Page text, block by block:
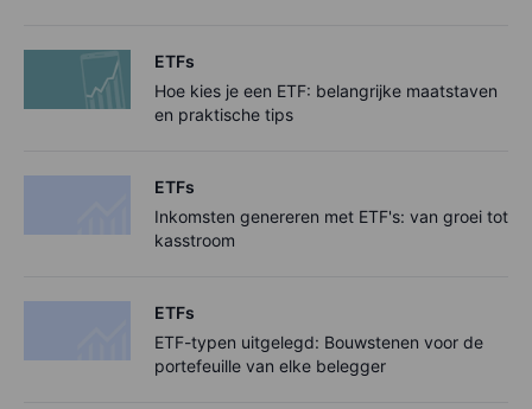
ETFs
Hoe kies je een ETF: belangrijke maatstaven
en praktische tips
ETFs
Inkomsten genereren met ETF's: van groei tot
kasstroom
ETFs
ETF-typen uitgelegd: Bouwstenen voor de
portefeuille van elke belegger